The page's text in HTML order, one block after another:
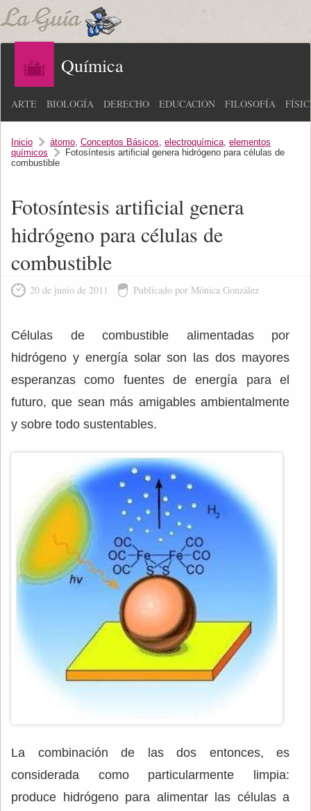
Química
ARTE BIOLOGÍA DERECHO EDUCACIÓN FILOSOFÍA
Inicio átomo, Conceptos Básicos, electroquímica, elementos
químicos
Fotosíntesis artificial genera hidrógeno para células de
combustible
Fotosíntesis artificial genera
hidrógeno para células de
combustible
20 de junio de 2011 Publicado por Mónica González
Células de combustible alimentadas por
hidrógeno y energía solar son las dos mayores
esperanzas como fuentes de energía para el
futuro, que sean más amigables ambientalmente
y sobre todo sustentables.
La combinación de las dos entonces, es
considerada como particularmente limpia:
produce hidrógeno para alimentar las células a